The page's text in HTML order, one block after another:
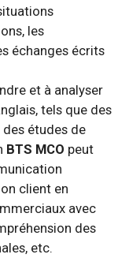
les
échanges écrits
et à analyser
tels que des
études de
BTS MCO peut
client en
avec
des
etc.